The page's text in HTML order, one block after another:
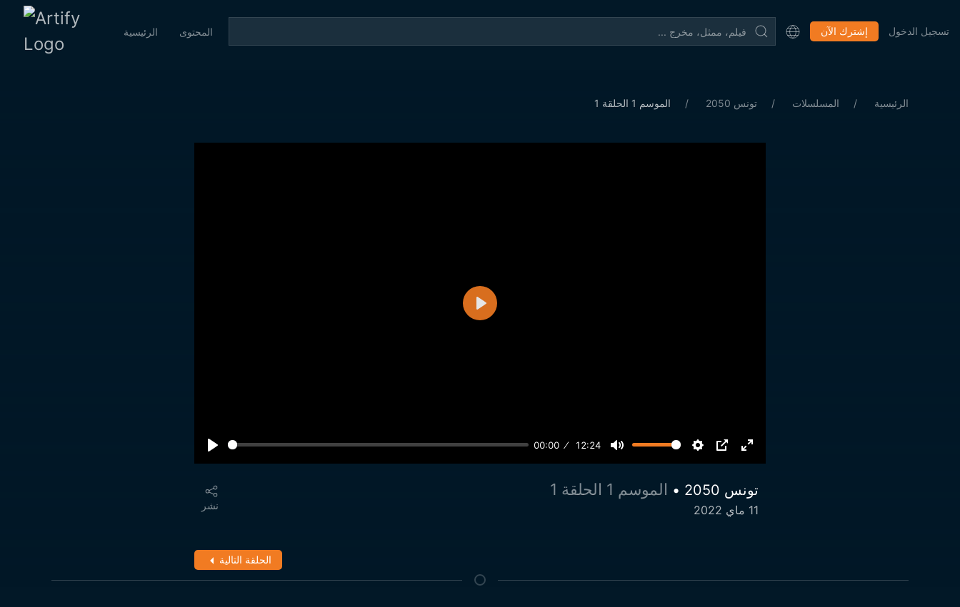
الرئيسية المحتوى إشترك الآن تسجيل الدخول
الرئيسية المسلسلات تونس 2050 الموسم 1 الحلقة 1
00:00 12:24
تشغيل
تونس 2050 • الموسم 1 الحلقة 1
11 ماي 2022 نشر
الحلقة التالية